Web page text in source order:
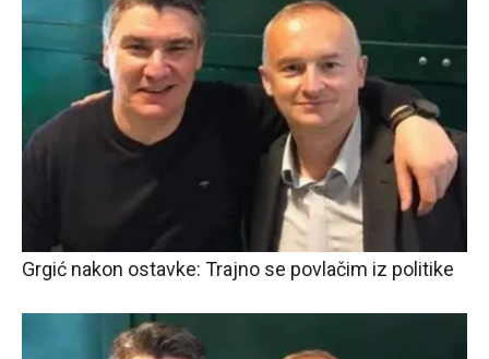
Grgić nakon ostavke: Trajno se povlačim iz politike